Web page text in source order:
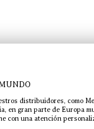
distribuidores, como
en gran parte de Europa
con una atención